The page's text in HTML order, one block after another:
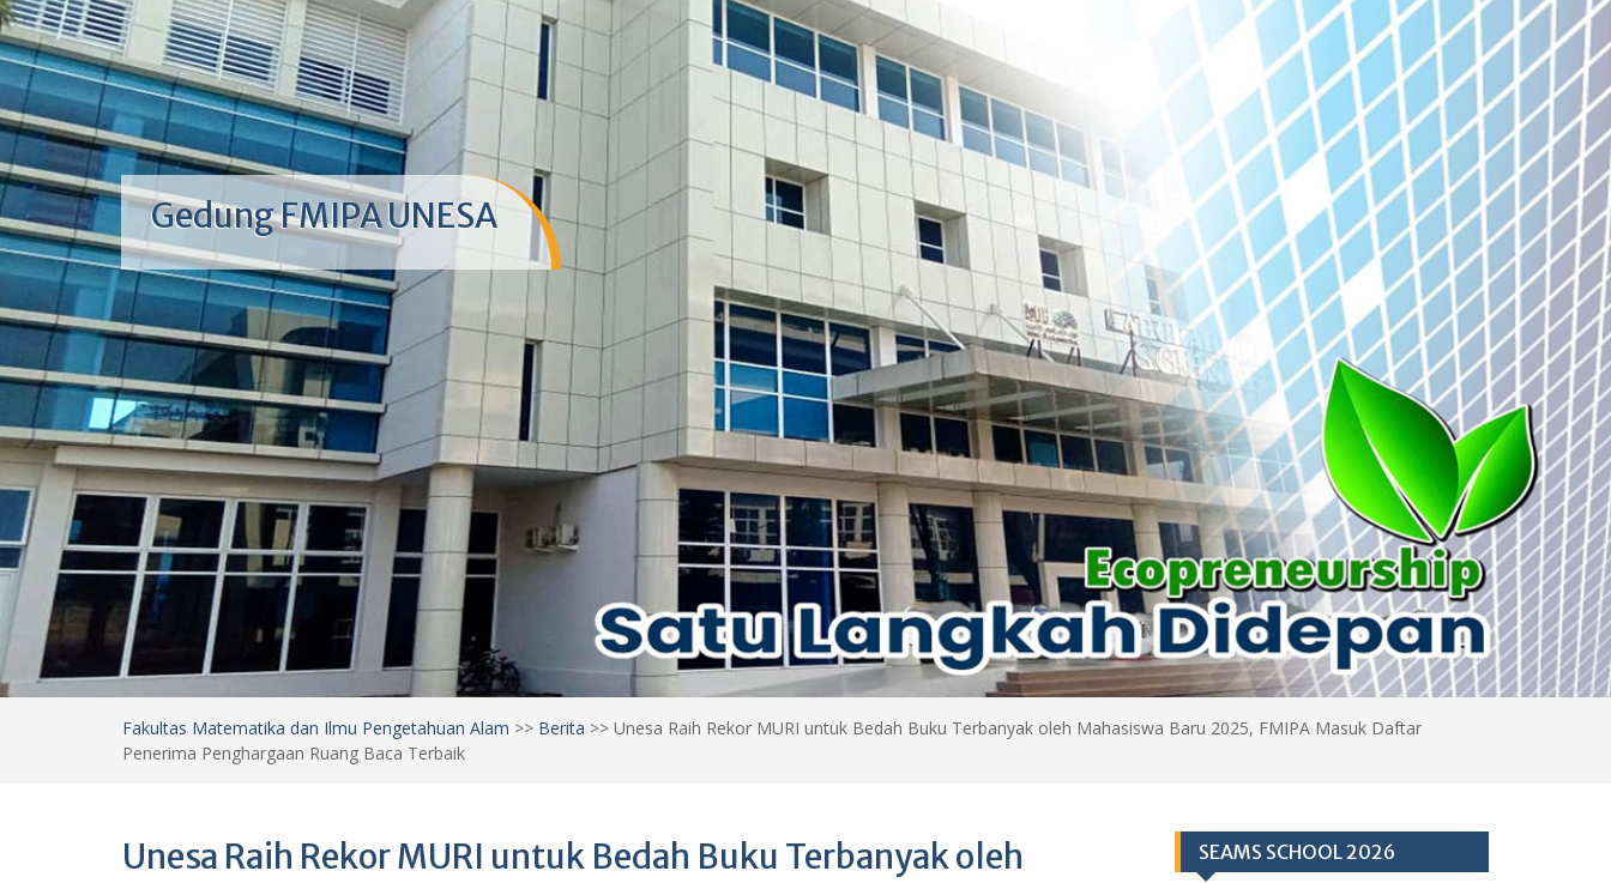
Gedung FMIPA UNESA
Fakultas Matematika dan Ilmu Pengetahuan Alam >> Berita >> Unesa Raih Rekor MURI untuk Bedah Buku Terbanyak oleh Mahasiswa Baru 2025, FMIPA Masuk Daftar
Penerima Penghargaan Ruang Baca Terbaik
Unesa Raih Rekor MURI untuk Bedah Buku Terbanyak oleh
SEAMS SCHOOL 2026